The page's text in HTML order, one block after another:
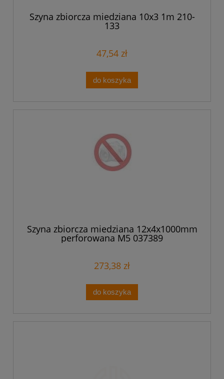
Szyna zbiorcza miedziana 10x3 1m 210-
133
47,54 zł
do koszyka
Szyna zbiorcza miedziana 12x4x1000mm
perforowana M5 037389
273,38 zł
do koszyka